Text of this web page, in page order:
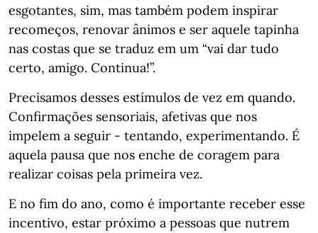
esgotantes, sim, mas também podem inspirar
recomeços, renovar ânimos e ser aquele tapinha
nas costas que se traduz em um “vai dar tudo
certo, amigo. Continua!”.
Precisamos desses estímulos de vez em quando.
Confirmações sensoriais, afetivas que nos
impelem a seguir - tentando, experimentando. É
aquela pausa que nos enche de coragem para
realizar coisas pela primeira vez.
E no fim do ano, como é importante receber esse
incentivo, estar próximo a pessoas que nutrem